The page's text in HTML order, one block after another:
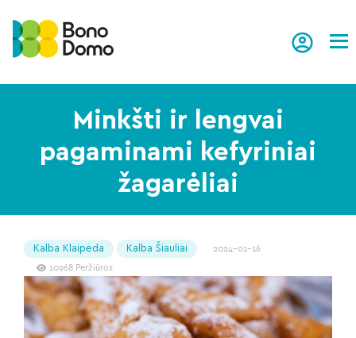
Minkšti ir lengvai
pagaminami kefyriniai
žagarėliai
Kalba Klaipėda Kalba Šiauliai
2024-01-16
10968 Peržiūros